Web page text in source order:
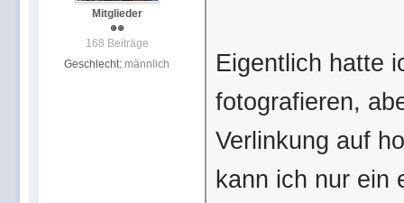
Mitglieder
168 Beiträge
Geschlecht: männlich
Eigentlich hatte
fotografieren,
Verlinkung auf
kann ich nur ein